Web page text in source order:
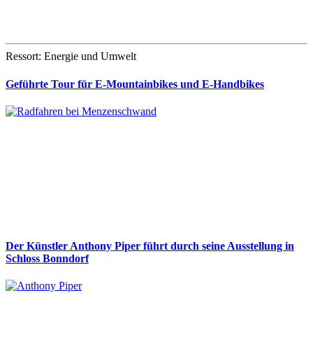
Ressort: Energie und Umwelt
Geführte Tour für E-Mountainbikes und E-Handbikes
Der Künstler Anthony Piper führt durch seine Ausstellung in
Schloss Bonndorf